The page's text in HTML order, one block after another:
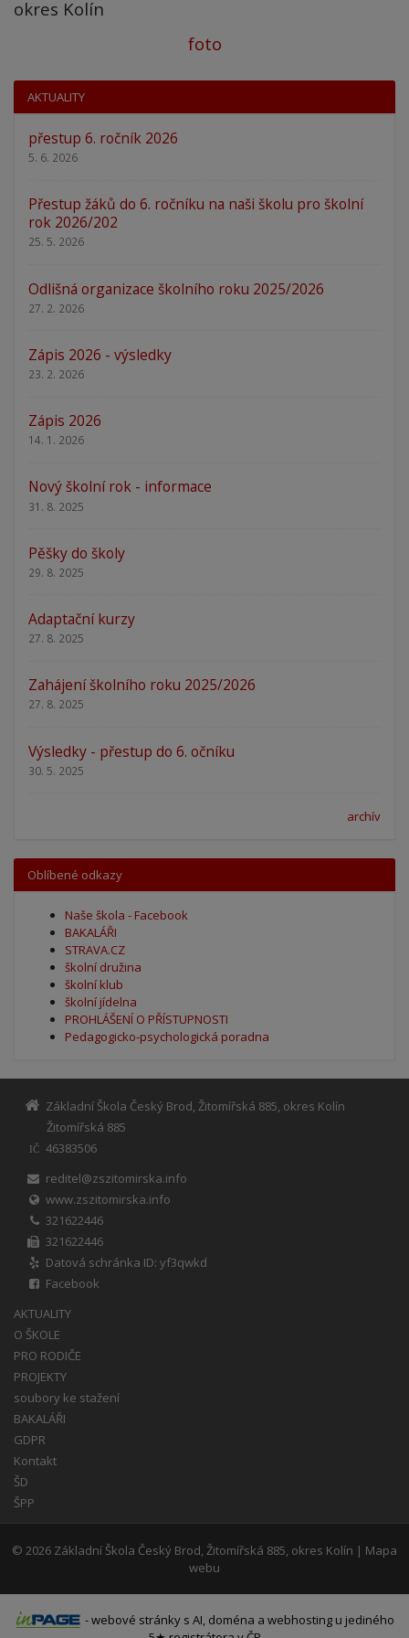
okres Kolín
foto
AKTUALITY
přestup 6. ročník 2026
5. 6. 2026
Přestup žáků do 6. ročníku na naši školu pro školní
rok 2026/202
25. 5. 2026
Odlišná organizace školního roku 2025/2026
27. 2. 2026
Zápis 2026 - výsledky
23. 2. 2026
Zápis 2026
14. 1. 2026
Nový školní rok - informace
31. 8. 2025
Pěšky do školy
29. 8. 2025
Adaptační kurzy
27. 8. 2025
Zahájení školního roku 2025/2026
27. 8. 2025
Výsledky - přestup do 6. očníku
30. 5. 2025
archív
Oblíbené odkazy
Naše škola - Facebook
BAKALÁŘI
STRAVA.CZ
školní družina
školní klub
školní jídelna
PROHLÁŠENÍ O PŘÍSTUPNOSTI
Pedagogicko-psychologická poradna
Základní Škola Český Brod, Žitomířská 885, okres Kolín
Žitomířská 885
IČ
46383506
reditel@zszitomirska.info
www.zszitomirska.info
321622446
321622446
Datová schránka ID: yf3qwkd
Facebook
AKTUALITY
O ŠKOLE
PRO RODIČE
PROJEKTY
soubory ke stažení
BAKALÁŘI
GDPR
Kontakt
ŠD
ŠPP
© 2026 Základní Škola Český Brod, Žitomířská 885, okres Kolín | Mapa
webu
-webové stránky s AI, doména a webhosting u jediného